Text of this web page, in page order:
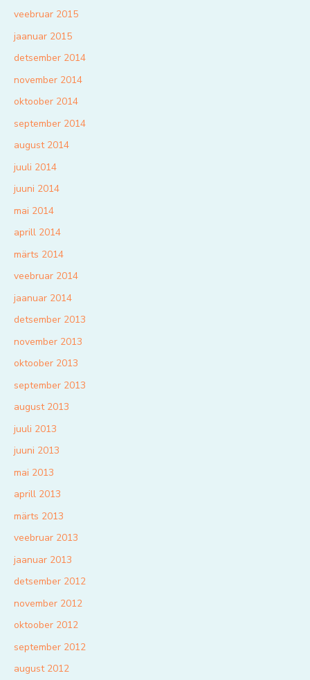
veebruar 2015
jaanuar 2015
detsember 2014
november 2014
oktoober 2014
september 2014
august 2014
juuli 2014
juuni 2014
mai 2014
aprill 2014
märts 2014
veebruar 2014
jaanuar 2014
detsember 2013
november 2013
oktoober 2013
september 2013
august 2013
juuli 2013
juuni 2013
mai 2013
aprill 2013
märts 2013
veebruar 2013
jaanuar 2013
detsember 2012
november 2012
oktoober 2012
september 2012
august 2012